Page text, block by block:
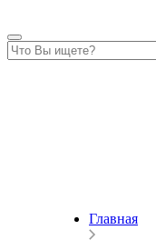
Главная